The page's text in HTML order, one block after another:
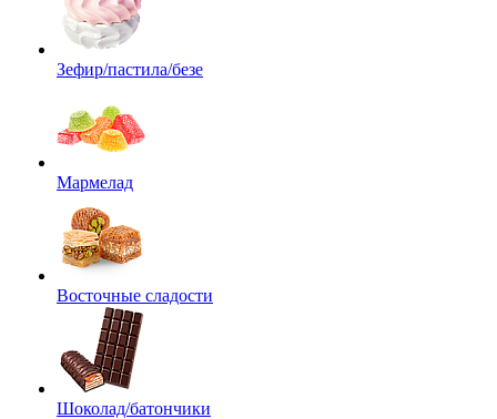
Зефир/пастила/безе
Мармелад
Восточные сладости
Шоколад/батончики